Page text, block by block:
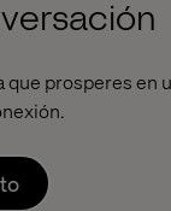
que prosperes en